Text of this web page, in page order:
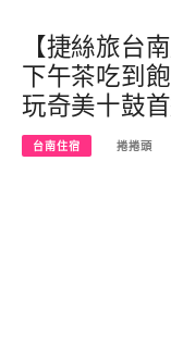
【捷絲旅台
下午茶吃到
玩奇美十鼓
台南住宿 捲捲頭